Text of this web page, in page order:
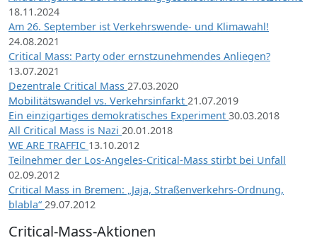
18.11.2024
Am 26. September ist Verkehrswende- und Klimawahl!
24.08.2021
Critical Mass: Party oder ernstzunehmendes Anliegen?
13.07.2021
Dezentrale Critical Mass 27.03.2020
Mobilitätswandel vs. Verkehrsinfarkt 21.07.2019
Ein einzigartiges demokratisches Experiment 30.03.2018
All Critical Mass is Nazi 20.01.2018
WE ARE TRAFFIC 13.10.2012
Teilnehmer der Los-Angeles-Critical-Mass stirbt bei Unfall
02.09.2012
Critical Mass in Bremen: „Jaja, Straßenverkehrs-Ordnung,
blabla“ 29.07.2012
Critical-Mass-Aktionen